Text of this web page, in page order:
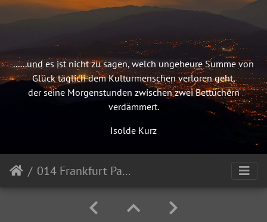
......und es ist nicht zu sagen, welch ungeheure Summe von
Glück täglich dem Kulturmenschen verloren geht,
der seine Morgenstunden zwischen zwei Bettüchern
verdämmert.
Isolde Kurz
014 Frankfurt Panorama